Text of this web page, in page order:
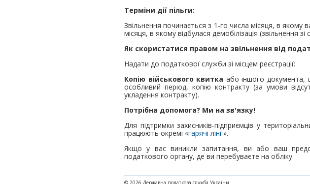
Терміни дії пільги:
Звільнення починається з 1-го числа місяця, в якому
місяця, в якому відбулася демобілізація (звільнення зі
Як скористатися правом на звільнення від
Надати до податкової служби зі місцем реєстрації:
Копію військового квитка або іншого документа,
особливий період, копію контракту (за умови
укладення контракту).
Потрібна допомога? Ми на зв'язку!
Для підтримки захисників-підприємців у
працюють окремі «гарячі лінії».
Якщо у вас виникли запитання, ви або ваш
податкового органу, де ви перебуваєте на обліку.
© 2026 Державна податкова служба України